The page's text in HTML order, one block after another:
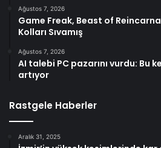
Ağustos 7, 2026
Game Freak, Beast of
Kolları Sıvamış
Ağustos 7, 2026
AI talebi PC pazarını vurdu: Bu
artıyor
Rastgele Haberler
Aralık 31, 2025